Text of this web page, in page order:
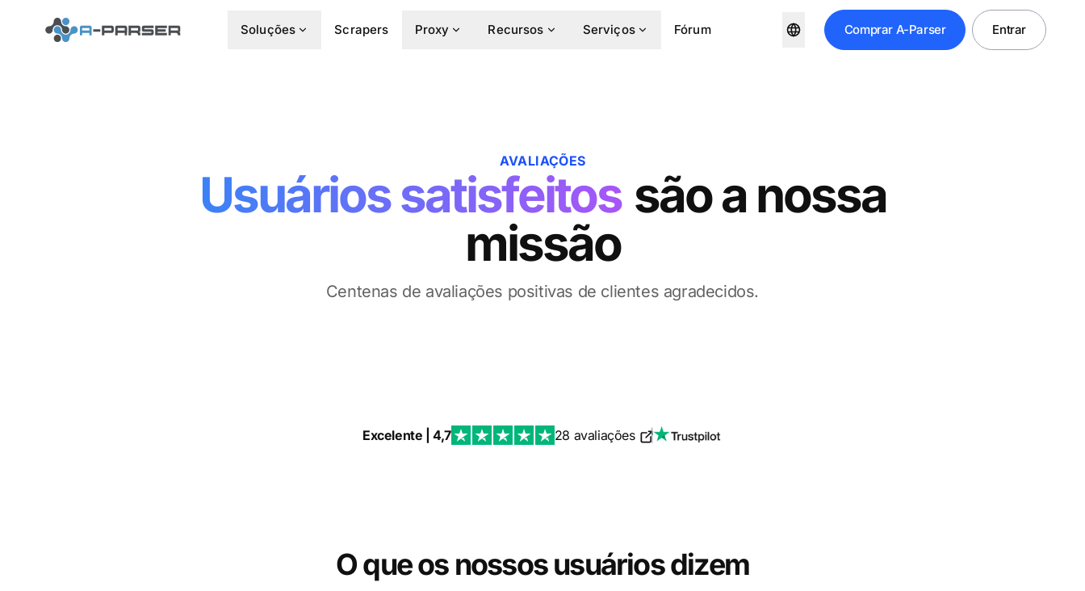
Soluções Scrapers Proxy Recursos Serviços Fórum ComprarA-Parser Entrar
AVALIAÇÕES
Usuários satisfeitos são a nossa
missão
Centenas de avaliações positivas de clientes agradecidos.
Excelente | 4,7 28 avaliações |
O que os nossos usuários dizem